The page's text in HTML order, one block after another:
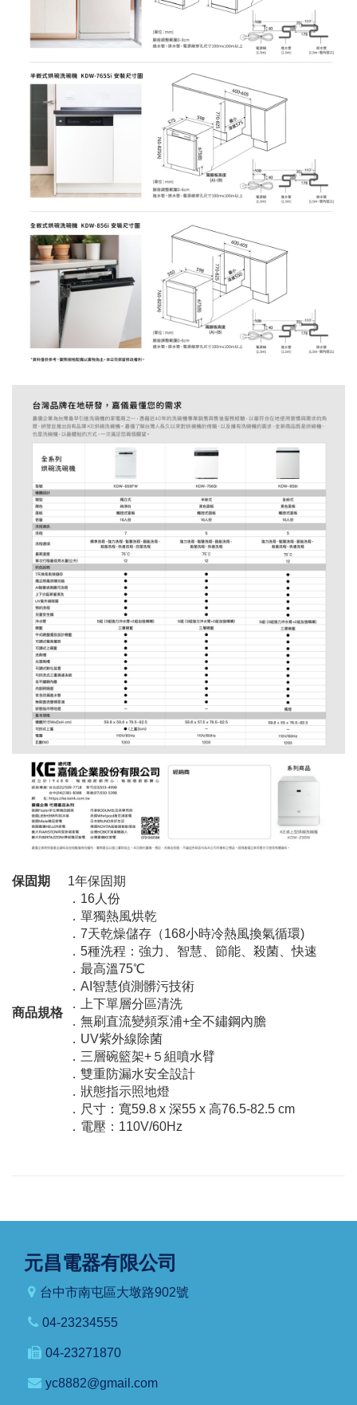
保固期 1年保固期
商品規格
．16人份
．單獨熱風烘乾
．7天乾燥儲存（168小時冷熱風換氣循環)
．5種洗程：強力、智慧、節能、殺菌、快速
．最高溫75℃
．AI智慧偵測髒污技術
．上下單層分區清洗
．無刷直流變頻泵浦+全不鏽鋼內膽
．UV紫外線除菌
．三層碗籃架+５組噴水臂
．雙重防漏水安全設計
．狀態指示照地燈
．尺寸：寬59.8 x 深55 x 高76.5-82.5 cm
．電壓：110V/60Hz
元昌電器有限公司
台中市南屯區大墩路902號
04-23234555
04-23271870
yc8882@gmail.com